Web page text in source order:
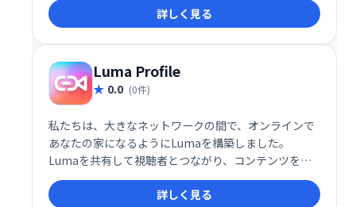
ムなど、多彩な収益化手法を導入できます。
WordPress専用プラグインの提供もあり、初心者から
経験豊富なサイト運営者まで、幅広いユーザーにとっ
て利便性の高いプラットフォームです。
詳しく見る
Luma Profile
0.0 (0件)
私たちは、大きなネットワークの間で、オンラインで
あなたの家になるようにLumaを構築しました。
Lumaを共有して視聴者とつながり、コンテンツを紹
介し、お金を稼ぎましょう。
詳しく見る